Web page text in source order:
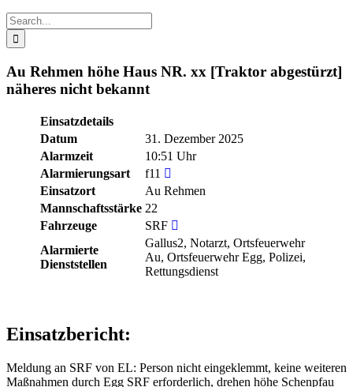
Search
for:
Au Rehmen höhe Haus NR. xx [Traktor abgestürzt]
näheres nicht bekannt
Einsatzdetails
Datum
31. Dezember 2025
Alarmzeit
10:51 Uhr
Alarmierungsart
f11
Einsatzort
Au Rehmen
Mannschaftsstärke 22
Fahrzeuge
SRF
Alarmierte
Dienststellen
Gallus2, Notarzt, Ortsfeuerwehr
Au, Ortsfeuerwehr Egg, Polizei,
Rettungsdienst
Einsatzbericht:
Meldung an SRF von EL: Person nicht eingeklemmt, keine weiteren
Maßnahmen durch Egg SRF erforderlich, drehen höhe Schenpfau